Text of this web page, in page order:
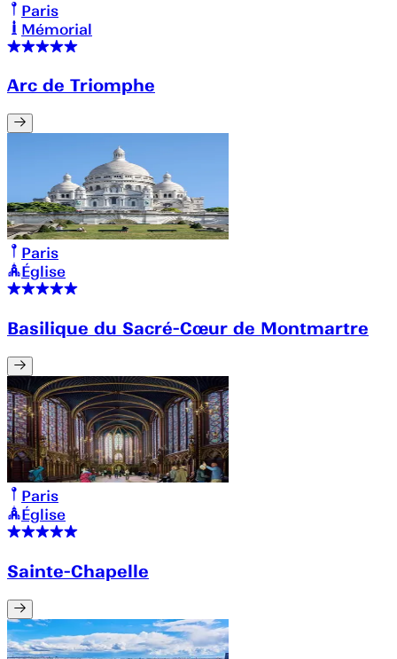
Paris
Mémorial
Arc de Triomphe
Paris
Église
Basilique du Sacré-Cœur de Montmartre
Paris
Église
Sainte-Chapelle